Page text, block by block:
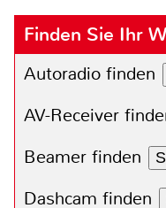
Finden Sie Ihr
Autoradio finden
AV-Receiver
Beamer finden
Dashcam finden